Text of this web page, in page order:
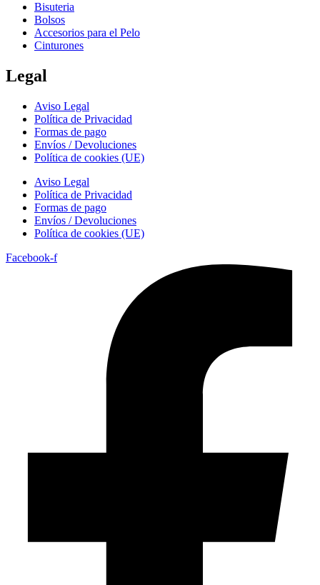
Bisuteria
Bolsos
Accesorios para el Pelo
Cinturones
Legal
Aviso Legal
Política de Privacidad
Formas de pago
Envíos / Devoluciones
Política de cookies (UE)
Aviso Legal
Política de Privacidad
Formas de pago
Envíos / Devoluciones
Política de cookies (UE)
Facebook-f